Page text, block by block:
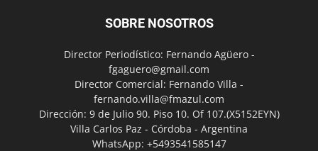
SOBRE NOSOTROS
Director Periodístico: Fernando Agüero -
fgaguero@gmail.com
Director Comercial: Fernando Villa -
fernando.villa@fmazul.com
Dirección: 9 de Julio 90. Piso 10. Of 107.(X5152EYN)
Villa Carlos Paz - Córdoba - Argentina
WhatsApp: +5493541585147